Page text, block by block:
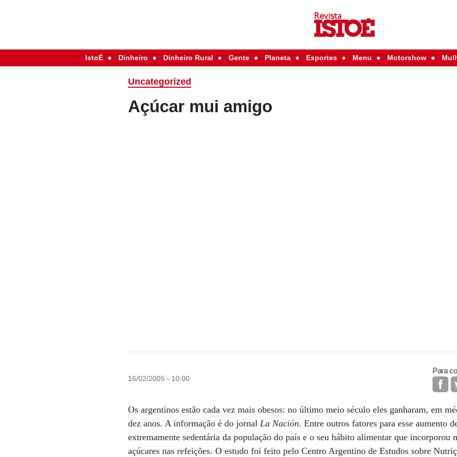
IstoÉ Dinheiro Dinheiro Rural Gente Planeta Esportes Menu Motorshow
Uncategorized
Açúcar mui amigo
16/02/2005 - 10:00
Para
Os argentinos estão cada vez mais obesos: no último meio século eles ganharam, em
dez anos. A informação é do jornal La Nación. Entre outros fatores para esse aumento
extremamente sedentária da população do país e o seu hábito alimentar que incorporou
açúcares nas refeições. O estudo foi feito pelo Centro Argentino de Estudos sobre